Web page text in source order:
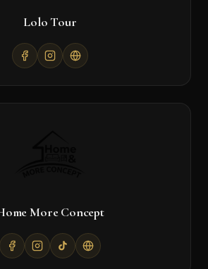
Lolo Tour
More Concept